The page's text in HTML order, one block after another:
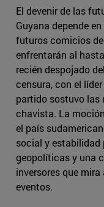
El devenir de las
Guyana depende
futuros comicios
enfrentarán al
recién despojado
censura, con el
partido sostuvo las
chavista. La
el país
social y estabilidad
geopolíticas y una
inversores que
eventos.